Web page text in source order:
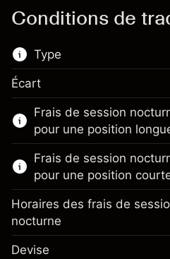
Conditions de
Type
Ce marché financier est
trading de CFD.
En savoir plus sur :
CFD
Écart
Frais de session
pour une position
Marge. Votre
Frais de session
pour une position
Horaires des frais de
nocturne
Devise